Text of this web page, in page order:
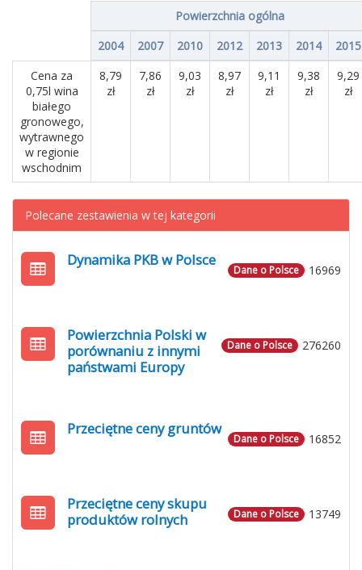
Powierzchnia ogólna
2004
2007 2010 2012 2013 2014
2015
Cena za
0,75l wina
białego
gronowego,
wytrawnego
w regionie
wschodnim
8,79
zł
7,86
zł
9,03
zł
8,97
zł
9,11
zł
9,38
zł
9,29
zł
Polecane zestawienia w tej kategorii
16969
Dane o Polsce
Dynamika PKB w Polsce
276260
Dane o Polsce
Powierzchnia Polski w
porównaniu z innymi
państwami Europy
16852
Dane o Polsce
Przeciętne ceny gruntów
13749
Dane o Polsce
Przeciętne ceny skupu
produktów rolnych